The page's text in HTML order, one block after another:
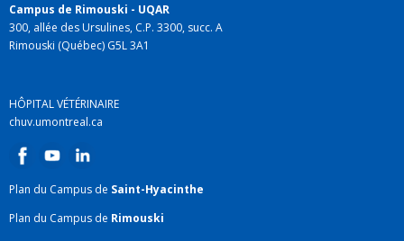
Campus de Rimouski - UQAR
300, allée des Ursulines, C.P. 3300, succ. A
Rimouski (Québec) G5L 3A1
HÔPITAL VÉTÉRINAIRE
chuv.umontreal.ca
Plan du Campus de Saint-Hyacinthe
Plan du Campus de Rimouski